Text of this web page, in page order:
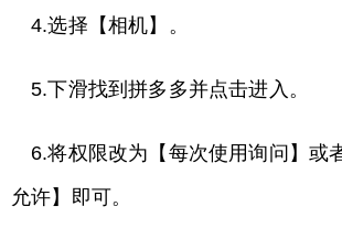
4.选择【相机】。
5.下滑找到拼多多并点击进入。
6.将权限改为【每次使用询问】或
允许】即可。